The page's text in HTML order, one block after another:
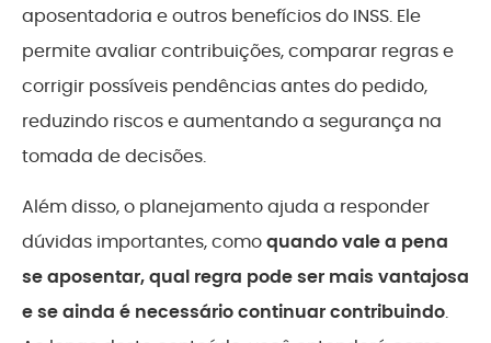
aposentadoria e outros benefícios do INSS. Ele
permite avaliar contribuições, comparar regras e
corrigir possíveis pendências antes do pedido,
reduzindo riscos e aumentando a segurança na
tomada de decisões.
Além disso, o planejamento ajuda a responder
dúvidas importantes, comoquando vale a pena
se aposentar, qual regra pode ser mais vantajosa
e se ainda é necessário continuar contribuindo.